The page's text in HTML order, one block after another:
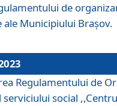
de
ale Municipiului Braşov.
Regulamentului de
serviciului social